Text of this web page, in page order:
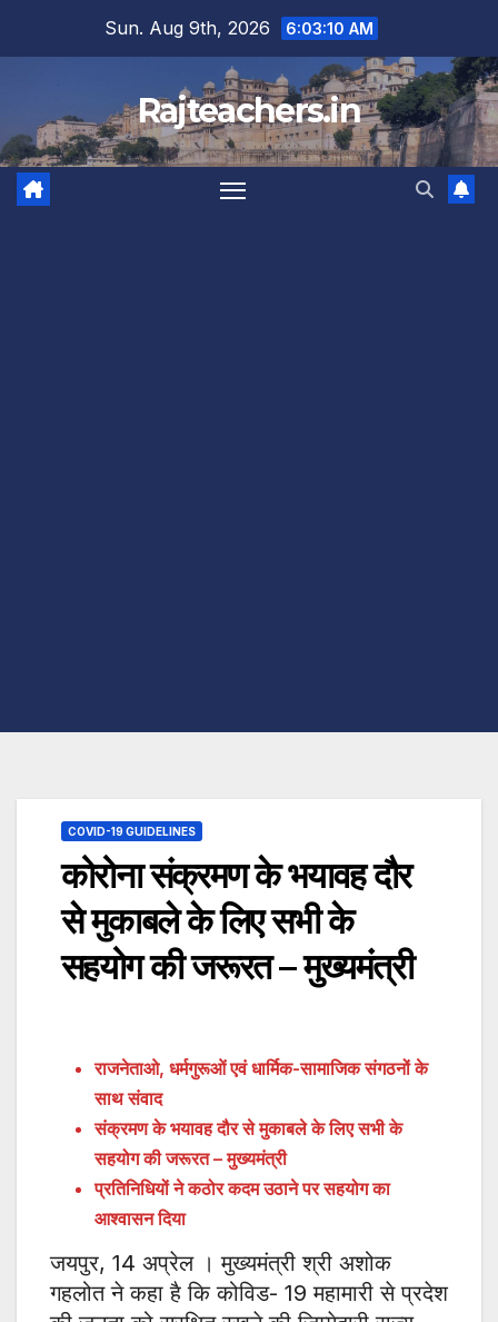
Sun. Aug 9th, 2026 6:03:11 AM
Rajteachers.in
COVID-19 GUIDELINES
कोरोना संक्रमण के भयावह दौर
से मुकाबले के लिए सभी के
सहयोग की जरूरत – मुख्यमंत्री
राजनेताओ, धर्मगुरूओं एवं धार्मिक-सामाजिक संगठनों के
साथ संवाद
संक्रमण के भयावह दौर से मुकाबले के लिए सभी के
सहयोग की जरूरत – मुख्यमंत्री
प्रतिनिधियों ने कठोर कदम उठाने पर सहयोग का
आश्वासन दिया
जयपुर, 14 अप्रेल । मुख्यमंत्री श्री अशोक
गहलोत ने कहा है कि कोविड- 19 महामारी से प्रदेश